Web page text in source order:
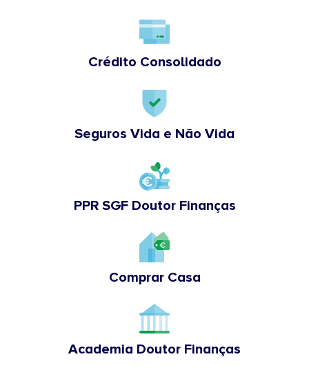
Crédito Consolidado
Seguros Vida e Não Vida
PPR SGF Doutor Finanças
Comprar Casa
Academia Doutor Finanças